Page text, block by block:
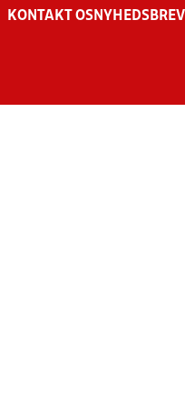
KONTAKT OS NYHEDSBREV